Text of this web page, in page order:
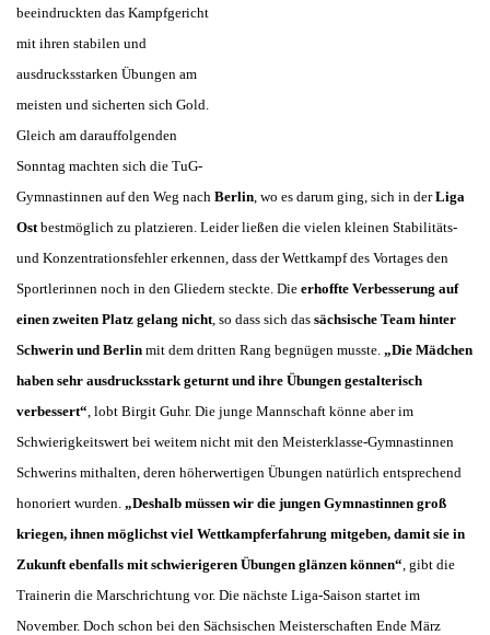
beeindruckten das Kampfgericht
mit ihren stabilen und
ausdrucksstarken Übungen am
meisten und sicherten sich Gold.
Gleich am darauffolgenden
Sonntag machten sich die TuG-
Gymnastinnen auf den Weg nach Berlin, wo es darum ging, sich in derLiga
Ostbestmöglich zu platzieren. Leider ließen die vielen kleinen Stabilitäts-
und Konzentrationsfehler erkennen, dass der Wettkampf des Vortages den
Sportlerinnen noch in den Gliedern steckte. Die erhoffte Verbesserung auf
einen zweiten Platz gelang nicht, so dass sich das sächsische Team hinter
Schwerin und Berlinmit dem dritten Rang begnügen musste. „Die Mädchen
haben sehr ausdrucksstark geturnt und ihre Übungen gestalterisch
verbessert“, lobt Birgit Guhr. Die junge Mannschaft könne aber im
Schwierigkeitswert bei weitem nicht mit den Meisterklasse-Gymnastinnen
Schwerins mithalten, deren höherwertigen Übungen natürlich entsprechend
honoriert wurden. „Deshalb müssen wir die jungen Gymnastinnen groß
kriegen, ihnen möglichst viel Wettkampferfahrung mitgeben, damit sie in
Zukunft ebenfalls mit schwierigeren Übungen glänzen können“, gibt die
Trainerin die Marschrichtung vor. Die nächste Liga-Saison startet im
November. Doch schon bei den Sächsischen Meisterschaften Ende März